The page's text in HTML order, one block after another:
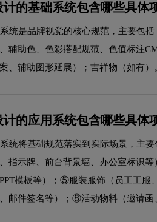
的基础系统包含哪些具体
统是品牌视觉的核心规范，主要包
辅助色、色彩搭配规范、色值标注
、辅助图形延展）；吉祥物（如有
的应用系统包含哪些具体
统将基础规范落实到实际场景，主
、指示牌、前台背景墙、办公室标
模板等）；⑤服装服饰（员工工
邮件签名等）；⑧活动物料（邀请函